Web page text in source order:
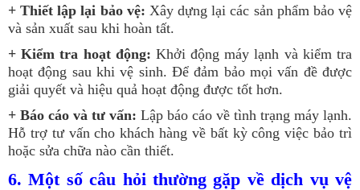
+ Thiết lập lại bảo vệ: Xây dựng lại các sản phẩm bảo vệ
và sản xuất sau khi hoàn tất.
+ Kiểm tra hoạt động: Khởi động máy lạnh và kiểm tra
hoạt động sau khi vệ sinh. Để đảm bảo mọi vấn đề được
giải quyết và hiệu quả hoạt động được tốt hơn.
+ Báo cáo và tư vấn: Lập báo cáo về tình trạng máy lạnh.
Hỗ trợ tư vấn cho khách hàng về bất kỳ công việc bảo trì
hoặc sửa chữa nào cần thiết.
6. Một số câu hỏi thường gặp về dịch vụ vệ